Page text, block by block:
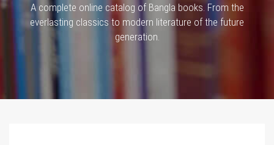
A complete online catalog of Bangla books. From the
everlasting classics to modern literature of the future
generation.